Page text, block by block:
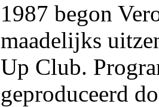
1987 begon
maadelijks
Up Club.
geproduceerd